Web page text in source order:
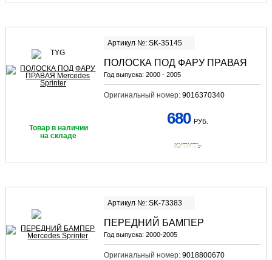
Артикул №: SK-35145
ПОЛОСКА ПОД ФАРУ ПРАВАЯ
Год выпуска: 2000 - 2005
Оригинальный номер: 9016370340
Товар в наличии
на складе
680 РУБ.
КУПИТЬ
Артикул №: SK-73383
ПЕРЕДНИЙ БАМПЕР
Год выпуска: 2000-2005
Оригинальный номер: 9018800670